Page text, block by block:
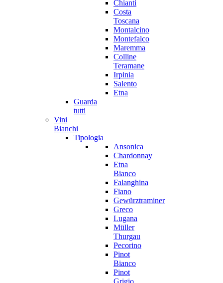
Chianti
Costa
Toscana
Montalcino
Montefalco
Maremma
Colline
Teramane
Irpinia
Salento
Etna
Guarda
tutti
Vini
Bianchi
Tipologia
Ansonica
Chardonnay
Etna
Bianco
Falanghina
Fiano
Gewürztraminer
Greco
Lugana
Müller
Thurgau
Pecorino
Pinot
Bianco
Pinot
Grigio